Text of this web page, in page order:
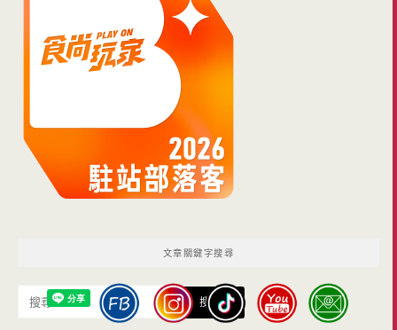
文章關鍵字搜尋